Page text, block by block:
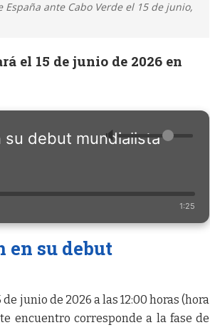
ante Cabo Verde el 15 de junio,
el 15 de junio de 2026 en
su debut mundialista
🔈
1:25
en su debut
junio de 2026 a las 12:00 horas (hora
encuentro corresponde a la fase de